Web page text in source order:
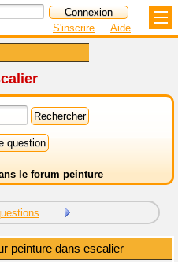
S'inscrire Aide
le forum peinture
peinture dans escalier